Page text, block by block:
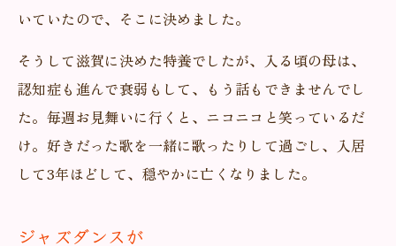
いていたので、そこに決めました。
そうして滋賀に決めた特養でしたが、入る頃の母は、
認知症も進んで衰弱もして、もう話もできませんでし
た。毎週お見舞いに行くと、ニコニコと笑っているだ
け。好きだった歌を一緒に歌ったりして過ごし、入居
して3年ほどして、穏やかに亡くなりました。
ジャズダンスが